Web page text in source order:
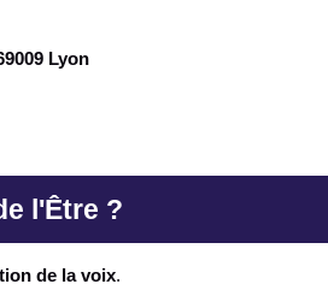
Lyon
l'Être ?
de la voix.